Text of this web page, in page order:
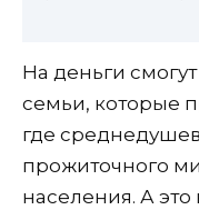
На деньги
семьи, которые
где
прожиточного
населения. А это